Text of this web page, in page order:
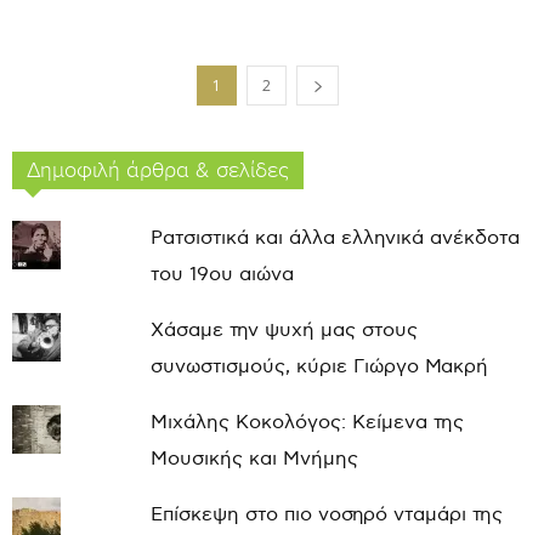
1 2
Δημοφιλή άρθρα & σελίδες
Ρατσιστικά και άλλα ελληνικά ανέκδοτα
του 19ου αιώνα
Χάσαμε την ψυχή μας στους
συνωστισμούς, κύριε Γιώργο Μακρή
Μιχάλης Κοκολόγος: Κείμενα της
Μουσικής και Μνήμης
Επίσκεψη στο πιο νοσηρό νταμάρι της